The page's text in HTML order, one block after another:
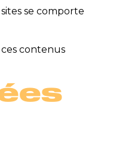
se comporte
contenus